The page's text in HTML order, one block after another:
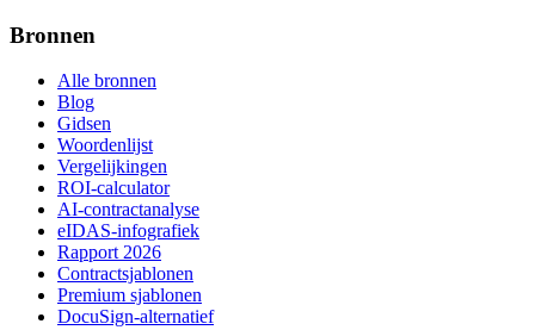
Bronnen
Alle bronnen
Blog
Gidsen
Woordenlijst
Vergelijkingen
ROI-calculator
AI-contractanalyse
eIDAS-infografiek
Rapport 2026
Contractsjablonen
Premium sjablonen
DocuSign-alternatief